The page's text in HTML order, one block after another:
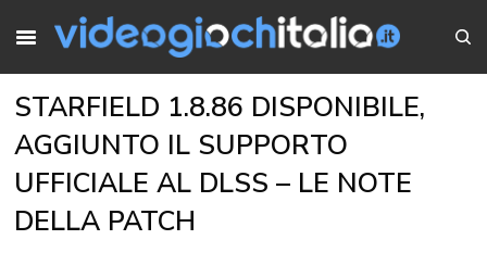
STARFIELD 1.8.86 DISPONIBILE,
AGGIUNTO IL SUPPORTO
UFFICIALE AL DLSS – LE NOTE
DELLA PATCH